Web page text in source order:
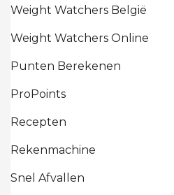
Weight Watchers België
Weight Watchers Online
Punten Berekenen
ProPoints
Recepten
Rekenmachine
Snel Afvallen